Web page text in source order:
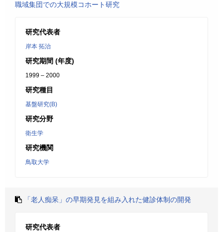
職域集団での大規模コホート研究
研究代表者
岸本 拓治
研究期間 (年度)
1999 – 2000
研究種目
基盤研究(B)
研究分野
衛生学
研究機関
鳥取大学
「老人痴呆」の早期発見を組み入れた健診体制の開発
研究代表者